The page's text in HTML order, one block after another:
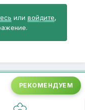
или войдите,
РЕКОМЕНДУЕМ